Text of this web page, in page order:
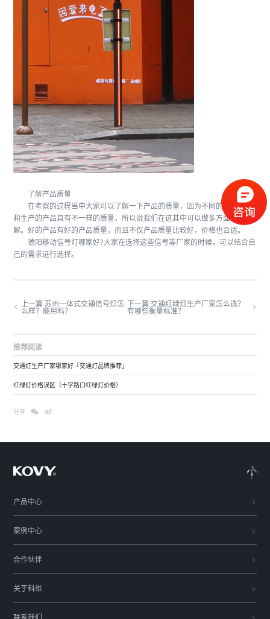
了解产品质量
在考察的过程当中大家可以了解一下产品的质量，因为不同的生产厂家
和生产的产品具有不一样的质量，所以说我们在这其中可以做多方面的了
解。好的产品有好的产品质量，而且不仅产品质量比较好，价格也合适。
德阳移动信号灯哪家好?大家在选择这些信号等厂家的时候，可以结合自
己的需求进行选择。
上一篇 苏州一体式交通信号灯怎
么样？能用吗？
下一篇 交通红绿灯生产厂家怎么选？
有哪些衡量标准？
推荐阅读
交通灯生产厂家哪家好「交通灯品牌推荐」
红绿灯价格误区（十字路口红绿灯价格）
分享
产品中心
案例中心
合作伙伴
关于科维
联系我们